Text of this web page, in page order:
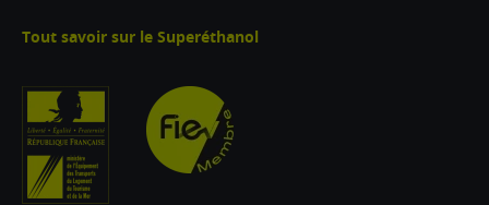
Tout savoir sur le Superéthanol